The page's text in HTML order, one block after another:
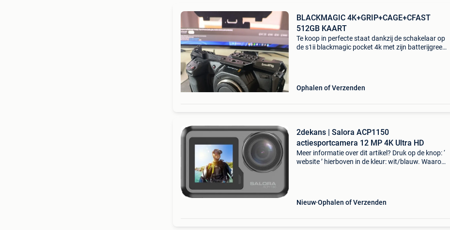
BLACKMAGIC 4K+GRIP+CAGE+CFAST
512GB KAART
Te koop in perfecte staat dankzij de schakelaar op
de s1ii blackmagic pocket 4k met zijn batterijgreep
Ophalen of Verzenden
2dekans | Salora ACP1150
actiesportcamera 12 MP 4K Ultra HD
Meer informatie over dit artikel? Druk op de knop: ‘
website ’ hierboven in de kleur: wit/blauw. Waarom
Nieuw Ophalen of Verzenden